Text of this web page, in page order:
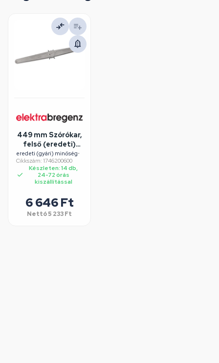
449 mm Szórókar,
felső (eredeti)
BEKO,
ELEKTRABREGENZ
LOUIS AXTON
mosogatógép
eredeti (gyári) minőség•
Cikkszám: 1746200600
Készleten: 14 db,
24-72 órás
kiszállítással
6 646 Ft
Nettó5 233 Ft